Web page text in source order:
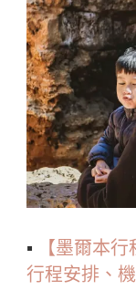
▪️
【墨爾本
行程安排、